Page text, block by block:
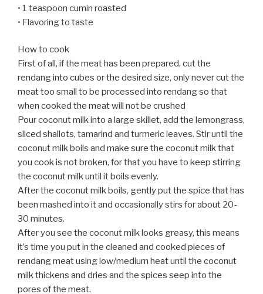
• 1 teaspoon cumin roasted
• Flavoring to taste
How to cook
First of all, if the meat has been prepared, cut the
rendang into cubes or the desired size, only never cut the
meat too small to be processed into rendang so that
when cooked the meat will not be crushed
Pour coconut milk into a large skillet, add the lemongrass,
sliced shallots, tamarind and turmeric leaves. Stir until the
coconut milk boils and make sure the coconut milk that
you cook is not broken, for that you have to keep stirring
the coconut milk until it boils evenly.
After the coconut milk boils, gently put the spice that has
been mashed into it and occasionally stirs for about 20-
30 minutes.
After you see the coconut milk looks greasy, this means
it’s time you put in the cleaned and cooked pieces of
rendang meat using low/medium heat until the coconut
milk thickens and dries and the spices seep into the
pores of the meat.